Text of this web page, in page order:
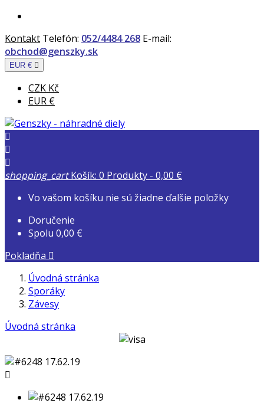
Kontakt Telefón: 052/4484 268 E-mail:
obchod@genszky.sk
EUR € 
CZK Kč
EUR €



shopping_cart Košík: 0 Produkty - 0,00 €
Vo vašom košíku nie sú žiadne ďalšie položky
Doručenie
Spolu 0,00 €
Pokladňa 
Úvodná stránka
Sporáky
Závesy
Úvodná stránka
